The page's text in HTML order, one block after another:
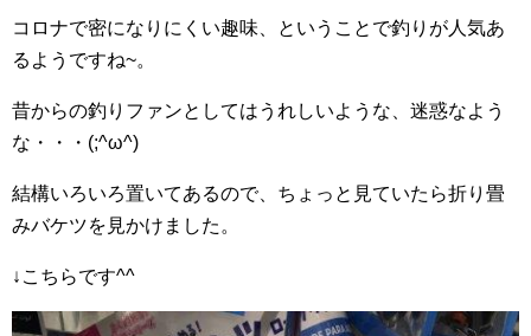
コロナで密になりにくい趣味、ということで釣りが人気あ
るようですね~。
昔からの釣りファンとしてはうれしいような、迷惑なよう
な・・・(;^ω^)
結構いろいろ置いてあるので、ちょっと見ていたら折り畳
みバケツを見かけました。
↓こちらです^^